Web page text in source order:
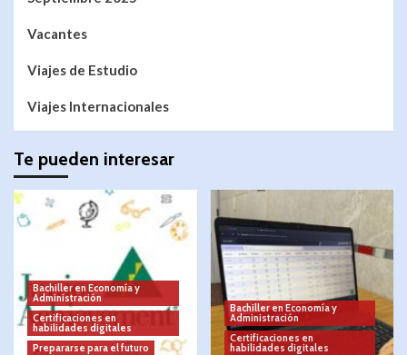
Vacantes
Viajes de Estudio
Viajes Internacionales
Te pueden interesar
Bachiller en Economía y
Administración
Certificaciones en
habilidades digitales
Prepararse para el futuro
Bachiller en Economía y
Administración
Certificaciones en
habilidades digitales